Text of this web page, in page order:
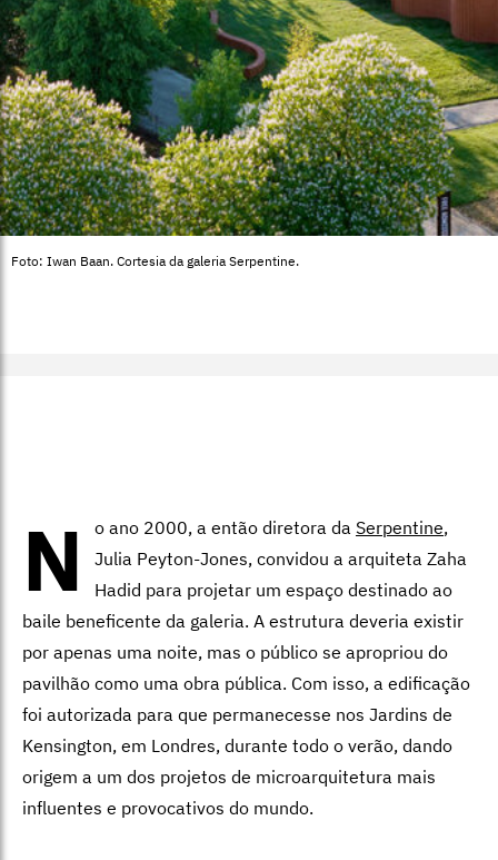
Foto: Iwan Baan. Cortesia da galeria Serpentine.
N o ano 2000, a então diretora da Serpentine,
Julia Peyton-Jones, convidou a arquiteta Zaha
Hadid para projetar um espaço destinado ao
baile beneficente da galeria. A estrutura deveria existir
por apenas uma noite, mas o público se apropriou do
pavilhão como uma obra pública. Com isso, a edificação
foi autorizada para que permanecesse nos Jardins de
Kensington, em Londres, durante todo o verão, dando
origem a um dos projetos de microarquitetura mais
influentes e provocativos do mundo.